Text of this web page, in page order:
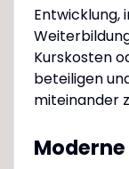
Entwicklung,
Kurskosten
beteiligen
miteinander